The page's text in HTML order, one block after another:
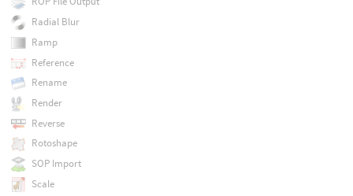
Radial Blur
Ramp
Reference
Rename
Render
Reverse
Rotoshape
SOP Import
Scale